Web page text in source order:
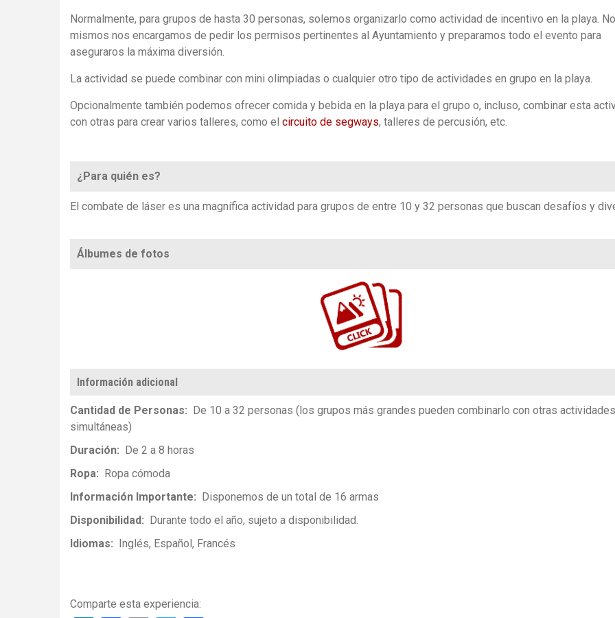
Normalmente, para grupos de hasta 30 personas, solemos organizarlo como actividad de incentivo en la playa.
mismos nos encargamos de pedir los permisos pertinentes al Ayuntamiento y preparamos todo el evento para
aseguraros la máxima diversión.
La actividad se puede combinar con mini olimpiadas o cualquier otro tipo de actividades en grupo en la playa.
Opcionalmente también podemos ofrecer comida y bebida en la playa para el grupo o, incluso, combinar esta
con otras para crear varios talleres, como el circuito de segways, talleres de percusión, etc.
¿Para quién es?
El combate de láser es una magnífica actividad para grupos de entre 10 y 32 personas que buscan desafíos y
Álbumes de fotos
Información adicional
Cantidad de Personas
De 10 a 32 personas (los grupos más grandes pueden combinarlo con otras actividades
simultáneas)
Duración
De 2 a 8 horas
Ropa
Ropa cómoda
Información Importante
Disponemos de un total de 16 armas
Disponibilidad
Durante todo el año, sujeto a disponibilidad.
Idiomas
Inglés Español Francés